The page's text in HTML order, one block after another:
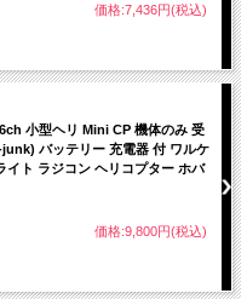
価格:7,436円(税込)
小型ヘリ Mini CP 機体のみ 受
バッテリー 充電器 付 ワルケ
イト ラジコン ヘリコプター ホバ
価格:9,800円(税込)